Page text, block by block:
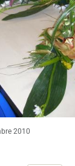
2010